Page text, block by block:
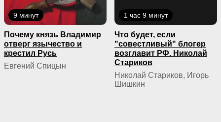
9 минут
Почему князь Владимир
отверг язычество и
крестил Русь
Евгений Спицын
1 час 9 минут
Что будет, если
"совестливый" блогер
возглавит РФ. Николай
Стариков
Николай Стариков, Игорь
Шишкин